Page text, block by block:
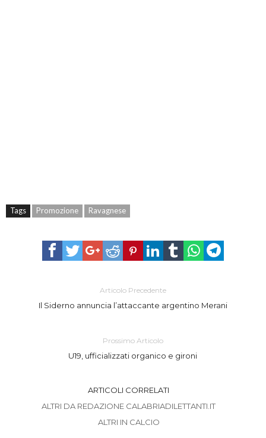
Tags Promozione Ravagnese
Articolo Precedente
Il Siderno annuncia l’attaccante argentino Merani
Prossimo Articolo
U19, ufficializzati organico e gironi
ARTICOLI CORRELATI
ALTRI DA REDAZIONE CALABRIADILETTANTI.IT
ALTRI IN CALCIO